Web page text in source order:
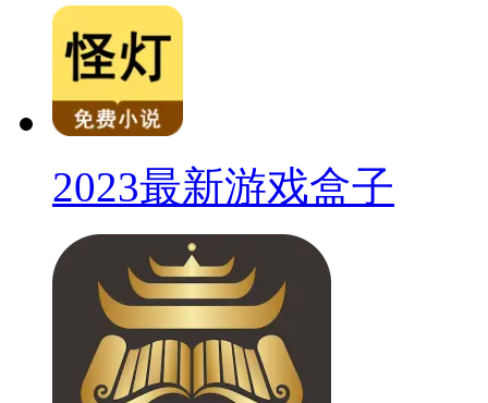
2023最新游戏盒子